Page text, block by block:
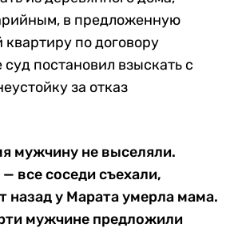
в предложенную
по договору
постановил взыскать с
за отказ
мужчину не выселяли.
все соседи съехали,
назад у Марата умерла мама.
мужчине предложили